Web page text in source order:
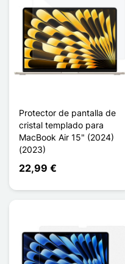
Protector de pantalla de
cristal templado para
MacBook Air 15" (2024)
(2023)
22,99 €